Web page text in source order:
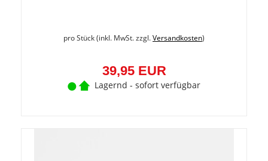
pro Stück (inkl. MwSt. zzgl.Versandkosten)
39,95 EUR
Lagernd - sofort verfügbar